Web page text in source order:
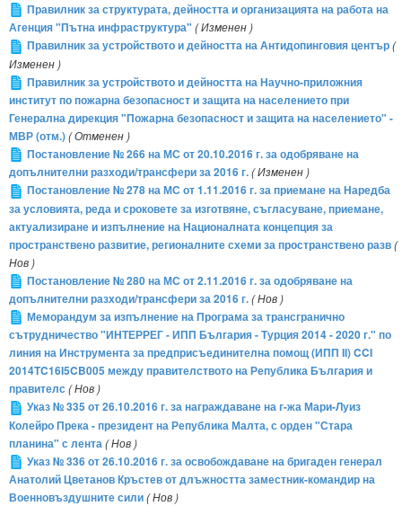
Правилник за структурата, дейността и организацията на работа на
Агенция "Пътна инфраструктура" ( Изменен )
Правилник за устройството и дейността на Антидопинговия център(
Изменен )
Правилник за устройството и дейността на Научно-приложния
институт по пожарна безопасност и защита на населението при
Генерална дирекция "Пожарна безопасност и защита на населението" -
МВР (отм.)( Отменен )
Постановление № 266 на МС от 20.10.2016 г. за одобряване на
допълнителни разходи/трансфери за 2016 г.( Изменен )
Постановление № 278 на МС от 1.11.2016 г. за приемане на Наредба
за условията, реда и сроковете за изготвяне, съгласуване, приемане,
актуализиране и изпълнение на Националната концепция за
пространствено развитие, регионалните схеми за пространствено разв(
Нов )
Постановление № 280 на МС от 2.11.2016 г. за одобряване на
допълнителни разходи/трансфери за 2016 г.( Нов )
Меморандум за изпълнение на Програма за трансгранично
сътрудничество "ИНТЕРРЕГ - ИПП България - Турция 2014 - 2020 г." по
линия на Инструмента за предприсъединителна помощ (ИПП II) CCI
2014TC16I5CB005 между правителството на Република България и
правителс( Нов )
Указ № 335 от 26.10.2016 г. за награждаване на г-жа Мари-Луиз
Колейро Прека - президент на Република Малта, с орден "Стара
планина" с лента( Нов )
Указ № 336 от 26.10.2016 г. за освобождаване на бригаден генерал
Анатолий Цветанов Кръстев от длъжността заместник-командир на
Военновъздушните сили( Нов )